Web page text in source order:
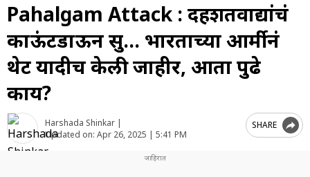
Pahalgam Attack : दहशतवाद्यांचं
काऊंटडाऊन सुरू… भारताच्या आर्मीनं
थेट यादीच केली जाहीर, आता पुढे
काय?
Harshada Shinkar |
Updated on: Apr 26, 2025 | 5:41 PM
SHARE